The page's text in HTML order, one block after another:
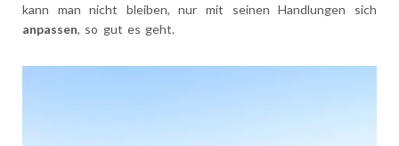
kann man nicht bleiben, nur mit seinen Handlungen sich
anpassen, so gut es geht.